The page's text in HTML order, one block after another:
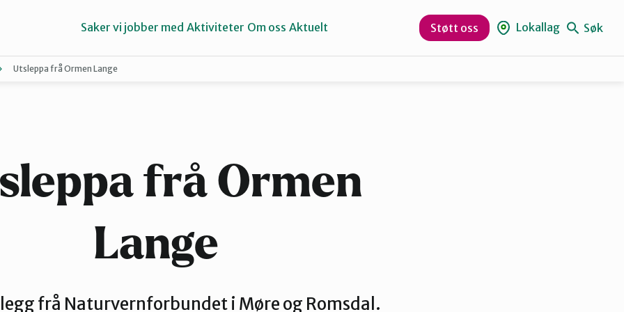
Saker vi jobber med Aktiviteter Om oss Aktuelt Støtt oss Lokallag Søk
Utsleppa frå Ormen Lange
frå Ormen
Lange
frå Naturvernforbundet i Møre og Romsdal.